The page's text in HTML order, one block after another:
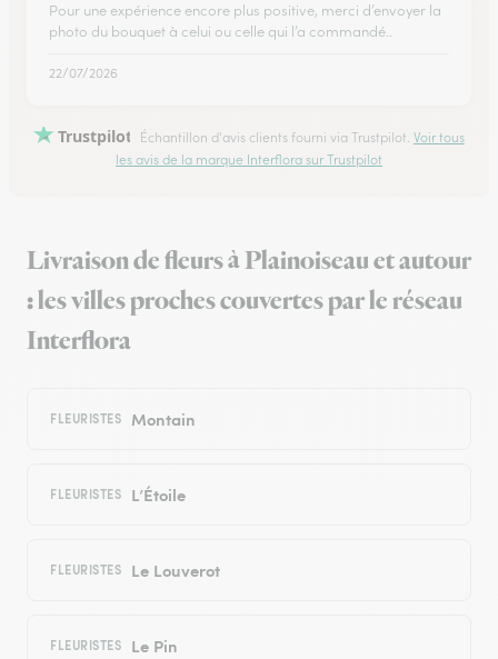
Pour une expérience encore plus positive, merci d’envoyer la
photo du bouquet à celui ou celle qui l’a commandé..
22/07/2026
Trustpilot Échantillon d'avis clients fourni via Trustpilot. Voir tous
les avis de la marque Interflora sur Trustpilot
Livraison de fleurs à Plainoiseau et autour
: les villes proches couvertes par le réseau
Interflora
FLEURISTES Montain
FLEURISTES L’Étoile
FLEURISTES Le Louverot
FLEURISTES Le Pin